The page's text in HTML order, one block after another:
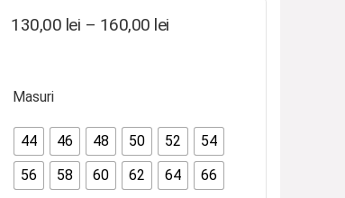
lei
130,00 lei – 160,00 leiInterval
până
la
160,00 lei
Masuri
44 46 48 50 52
54
56
58 60 62 64 66